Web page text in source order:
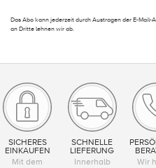
Das Abo kann jederzeit durch Austragen der E-
an Dritte lehnen wir ab.
SICHERES
EINKAUFEN
Mit dem
SCHNELLE
LIEFERUNG
Innerhalb
Wir